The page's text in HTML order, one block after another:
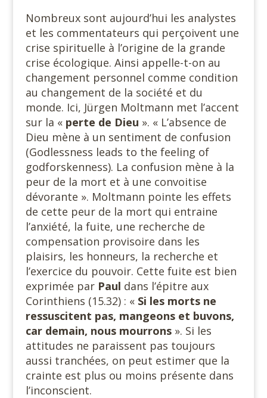
Nombreux sont aujourd’hui les analystes
et les commentateurs qui perçoivent une
crise spirituelle à l’origine de la grande
crise écologique. Ainsi appelle-t-on au
changement personnel comme condition
au changement de la société et du
monde. Ici, Jürgen Moltmann met l’accent
sur la « perte de Dieu ». « L’absence de
Dieu mène à un sentiment de confusion
(Godlessness leads to the feeling of
godforskenness). La confusion mène à la
peur de la mort et à une convoitise
dévorante ». Moltmann pointe les effets
de cette peur de la mort qui entraine
l’anxiété, la fuite, une recherche de
compensation provisoire dans les
plaisirs, les honneurs, la recherche et
l’exercice du pouvoir. Cette fuite est bien
exprimée par Paul dans l’épitre aux
Corinthiens (15.32) : « Si les morts ne
ressuscitent pas, mangeons et buvons,
car demain, nous mourrons ». Si les
attitudes ne paraissent pas toujours
aussi tranchées, on peut estimer que la
crainte est plus ou moins présente dans
l’inconscient.